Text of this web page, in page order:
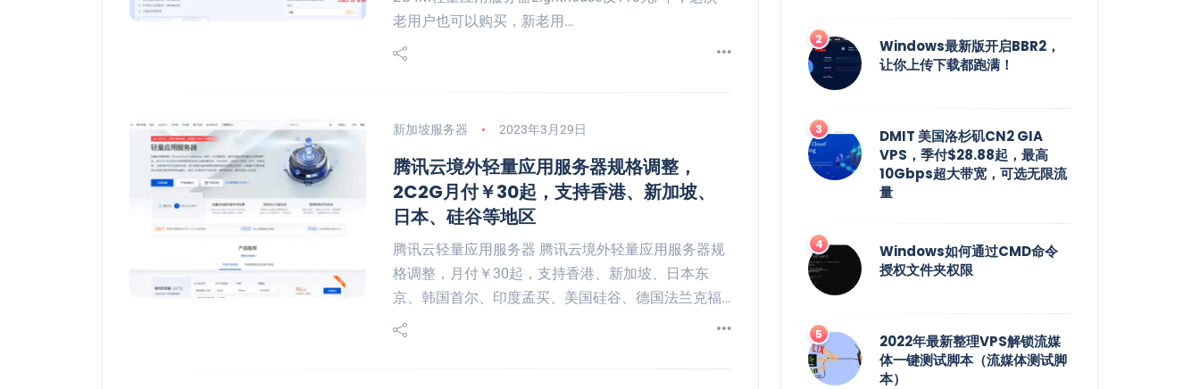
老用户也可以购买，新老用…
新加坡服务器 2023年3月29日
腾讯云境外轻量应用服务器规格调整，
2C2G月付￥30起，支持香港、新加坡、
日本、硅谷等地区
腾讯云轻量应用服务器 腾讯云境外轻量应用服务器规
格调整，月付￥30起，支持香港、新加坡、日本东
京、韩国首尔、印度孟买、美国硅谷、德国法兰克福…
Windows最新版开启BBR2，
让你上传下载都跑满！
DMIT 美国洛杉矶CN2 GIA
VPS，季付$28.88起，最高
10Gbps超大带宽，可选无限流
量
Windows如何通过CMD命令
授权文件夹权限
2022年最新整理VPS解锁流媒
体一键测试脚本（流媒体测试脚
本）